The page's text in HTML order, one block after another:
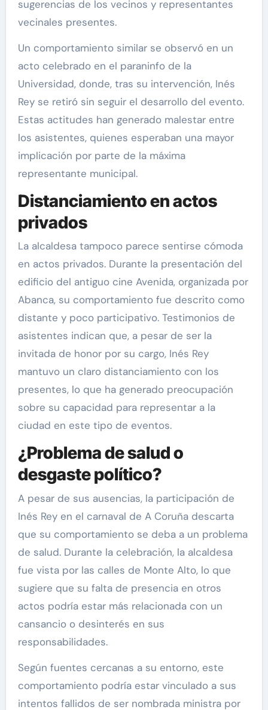
sugerencias de los vecinos y representantes
vecinales presentes.
Un comportamiento similar se observó en un
acto celebrado en el paraninfo de la
Universidad, donde, tras su intervención, Inés
Rey se retiró sin seguir el desarrollo del evento.
Estas actitudes han generado malestar entre
los asistentes, quienes esperaban una mayor
implicación por parte de la máxima
representante municipal.
Distanciamiento en actos
privados
La alcaldesa tampoco parece sentirse cómoda
en actos privados. Durante la presentación del
edificio del antiguo cine Avenida, organizada por
Abanca, su comportamiento fue descrito como
distante y poco participativo. Testimonios de
asistentes indican que, a pesar de ser la
invitada de honor por su cargo, Inés Rey
mantuvo un claro distanciamiento con los
presentes, lo que ha generado preocupación
sobre su capacidad para representar a la
ciudad en este tipo de eventos.
¿Problema de salud o
desgaste político?
A pesar de sus ausencias, la participación de
Inés Rey en el carnaval de A Coruña descarta
que su comportamiento se deba a un problema
de salud. Durante la celebración, la alcaldesa
fue vista por las calles de Monte Alto, lo que
sugiere que su falta de presencia en otros
actos podría estar más relacionada con un
cansancio o desinterés en sus
responsabilidades.
Según fuentes cercanas a su entorno, este
comportamiento podría estar vinculado a sus
intentos fallidos de ser nombrada ministra por